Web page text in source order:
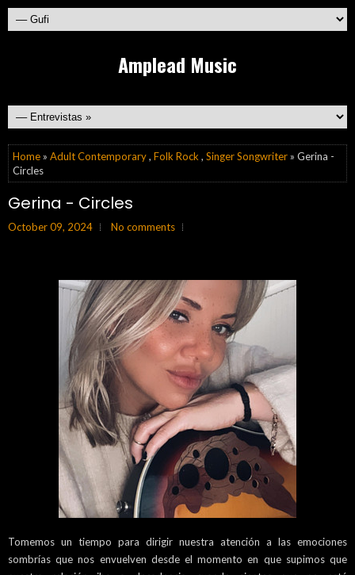
Amplead Music
Home » Adult Contemporary, Folk Rock , Singer Songwriter » Gerina -
Circles
Gerina - Circles
October 09, 2024 No comments
Tomemos un tiempo para dirigir nuestra atención a las emociones
sombrías que nos envuelven desde el momento en que supimos que